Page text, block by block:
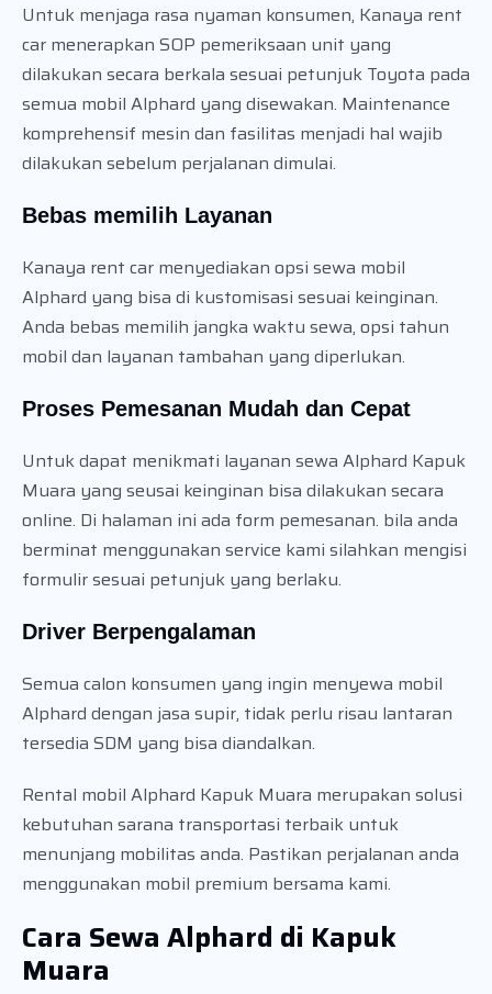
Untuk menjaga rasa nyaman konsumen, Kanaya rent
car menerapkan SOP pemeriksaan unit yang
dilakukan secara berkala sesuai petunjuk Toyota pada
semua mobil Alphard yang disewakan. Maintenance
komprehensif mesin dan fasilitas menjadi hal wajib
dilakukan sebelum perjalanan dimulai.
Bebas memilih Layanan
Kanaya rent car menyediakan opsi sewa mobil
Alphard yang bisa di kustomisasi sesuai keinginan.
Anda bebas memilih jangka waktu sewa, opsi tahun
mobil dan layanan tambahan yang diperlukan.
Proses Pemesanan Mudah dan Cepat
Untuk dapat menikmati layanan sewa Alphard Kapuk
Muara yang seusai keinginan bisa dilakukan secara
online. Di halaman ini ada form pemesanan. bila anda
berminat menggunakan service kami silahkan mengisi
formulir sesuai petunjuk yang berlaku.
Driver Berpengalaman
Semua calon konsumen yang ingin menyewa mobil
Alphard dengan jasa supir, tidak perlu risau lantaran
tersedia SDM yang bisa diandalkan.
Rental mobil Alphard Kapuk Muara merupakan solusi
kebutuhan sarana transportasi terbaik untuk
menunjang mobilitas anda. Pastikan perjalanan anda
menggunakan mobil premium bersama kami.
Cara Sewa Alphard di Kapuk
Muara